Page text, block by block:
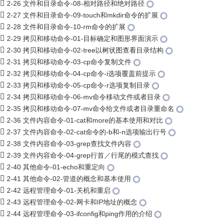
2-26 文件和目录命令-08-相对路径和绝对路径
2-27 文件和目录命令-09-touch和mkdir命令的扩展
2-28 文件和目录命令-10-rm命令的扩展
2-29 拷贝和移动命令-01-目标确定和图形界面演示
2-30 拷贝和移动命令-02-tree以树状图查看目录结构
2-31 拷贝和移动命令-03-cp命令复制文件
2-32 拷贝和移动命令-04-cp命令-i选项覆盖前提示
2-33 拷贝和移动命令-05-cp命令-r选项复制目录
2-34 拷贝和移动命令-06-mv命令移动文件或者目录
2-35 拷贝和移动命令-07-mv命令给文件或者目录重命名
2-36 文件内容命令-01-cat和more的基本使用和对比
2-37 文件内容命令-02-cat命令的-b和-n选项输出行号
2-38 文件内容命令-03-grep查找文件内容
2-39 文件内容命令-04-grep行首／行尾的模式查找
2-40 其他命令-01-echo和重定向
2-41 其他命令-02-管道的概念和基本使用
2-42 远程管理命令-01-关机和重启
2-43 远程管理命令-02-网卡和IP地址的概念
2-44 远程管理命令-03-ifconfig和ping作用的介绍